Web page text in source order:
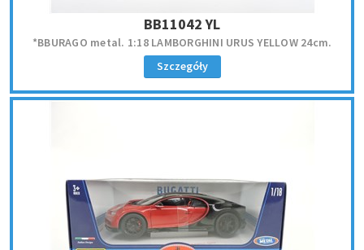
BB11042 YL
*BBURAGO metal. 1:18 LAMBORGHINI URUS YELLOW 24cm.
Szczegóły